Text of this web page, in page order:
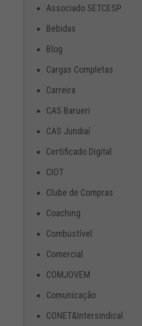
Associado SETCESP
Bebidas
Blog
Cargas Completas
Carreira
CAS Barueri
CAS Jundiaí
Certificado Digital
CIOT
Clube de Compras
Coaching
Combustível
Comercial
COMJOVEM
Comunicação
CONET&Intersindical